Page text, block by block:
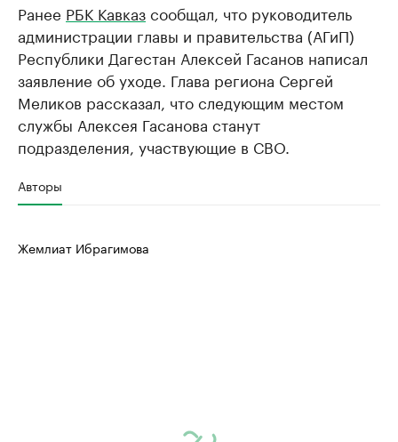
Ранее РБК Кавказсообщал, что руководитель
администрации главы и правительства (АГиП)
Республики Дагестан Алексей Гасанов написал
заявление об уходе. Глава региона Сергей
Меликов рассказал, что следующим местом
службы Алексея Гасанова станут
подразделения, участвующие в СВО.
Авторы
Жемлиат Ибрагимова